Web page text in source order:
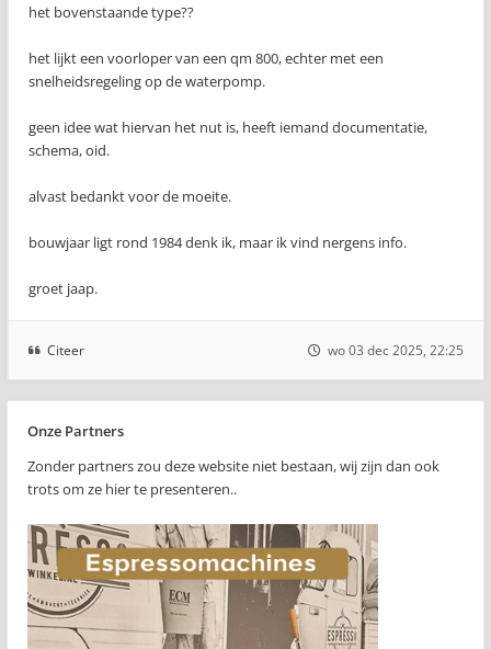
het bovenstaande type??
het lijkt een voorloper van een qm 800, echter met een
snelheidsregeling op de waterpomp.
geen idee wat hiervan het nut is, heeft iemand documentatie,
schema, oid.
alvast bedankt voor de moeite.
bouwjaar ligt rond 1984 denk ik, maar ik vind nergens info.
groet jaap.
Citeer wo 03 dec 2025, 22:25
Onze Partners
Zonder partners zou deze website niet bestaan, wij zijn dan ook
trots om ze hier te presenteren..